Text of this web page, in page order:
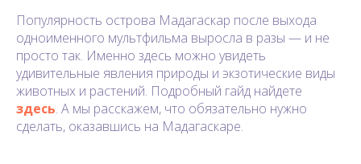
Популярность острова Мадагаскар после выхода
одноименного мультфильма выросла в разы — и не
просто так. Именно здесь можно увидеть
удивительные явления природы и экзотические виды
животных и растений. Подробный гайд найдете
здесь. А мы расскажем, что обязательно нужно
сделать, оказавшись на Мадагаскаре.